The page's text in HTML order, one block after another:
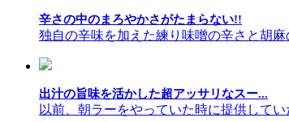
辛さの中のまろやかさがたまらない!!
独自の辛味を加えた練り味噌の辛さと胡
出汁の旨味を活かした超アッサリなスー...
以前、朝ラーをやっていた時に提供して